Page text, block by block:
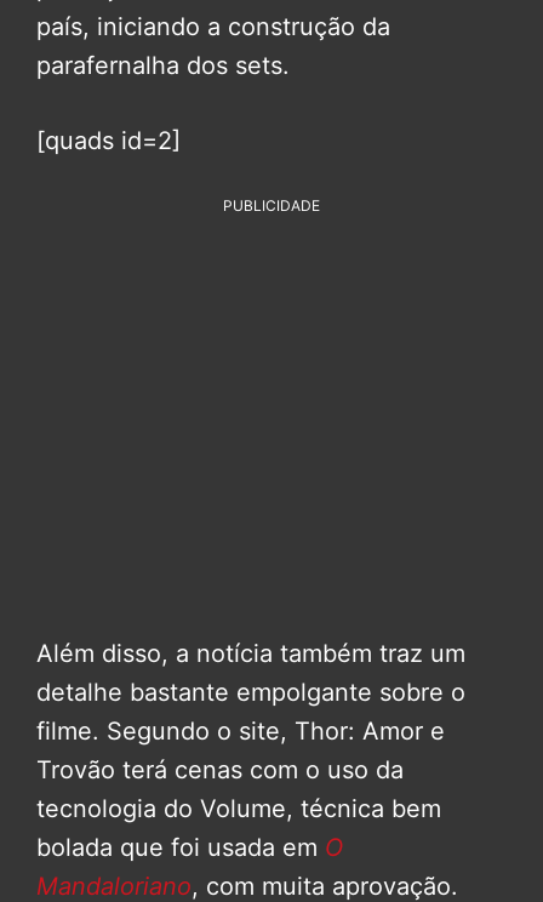
país, iniciando a construção da
parafernalha dos sets.
[quads id=2]
PUBLICIDADE
Além disso, a notícia também traz um
detalhe bastante empolgante sobre o
filme. Segundo o site, Thor: Amor e
Trovão terá cenas com o uso da
tecnologia do Volume, técnica bem
bolada que foi usada em O
Mandaloriano, com muita aprovação.